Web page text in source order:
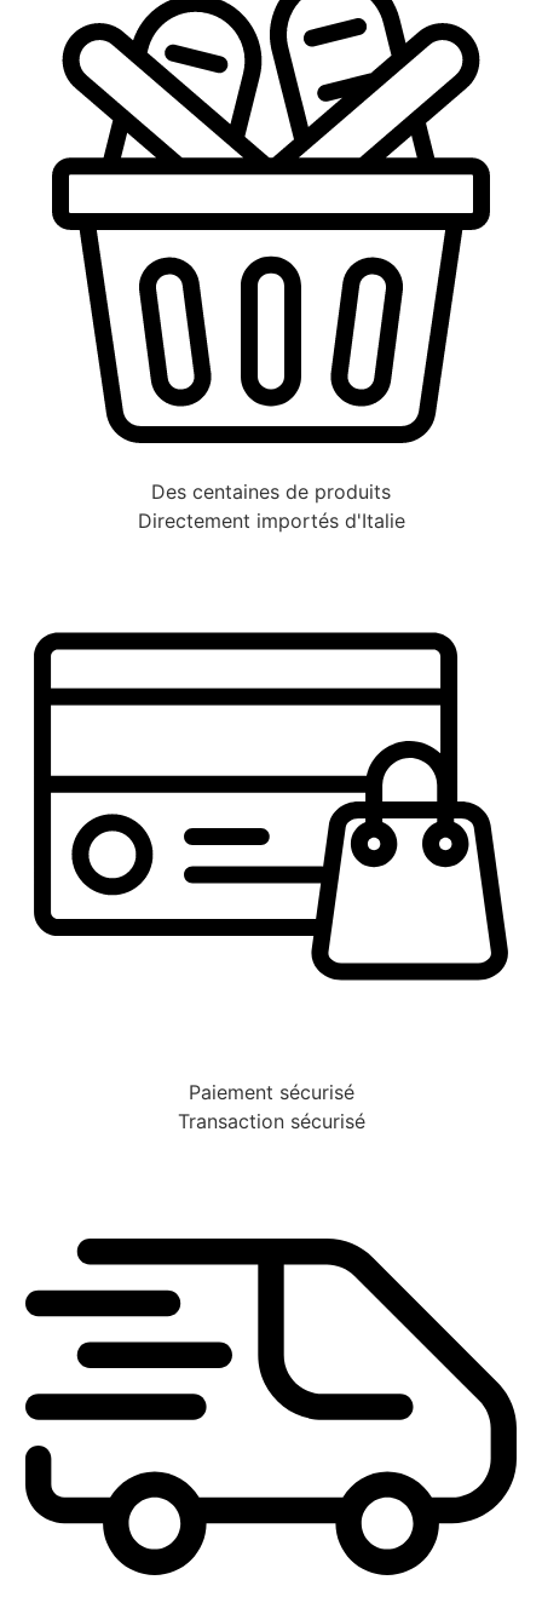
Des centaines de produits
Directement importés d'Italie
Paiement sécurisé
Transaction sécurisé